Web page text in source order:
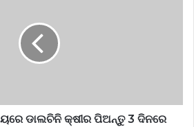
ଡାଲଚିନି କ୍ଷୀର ପିଅନ୍ତୁ 3 ଦିନରେ